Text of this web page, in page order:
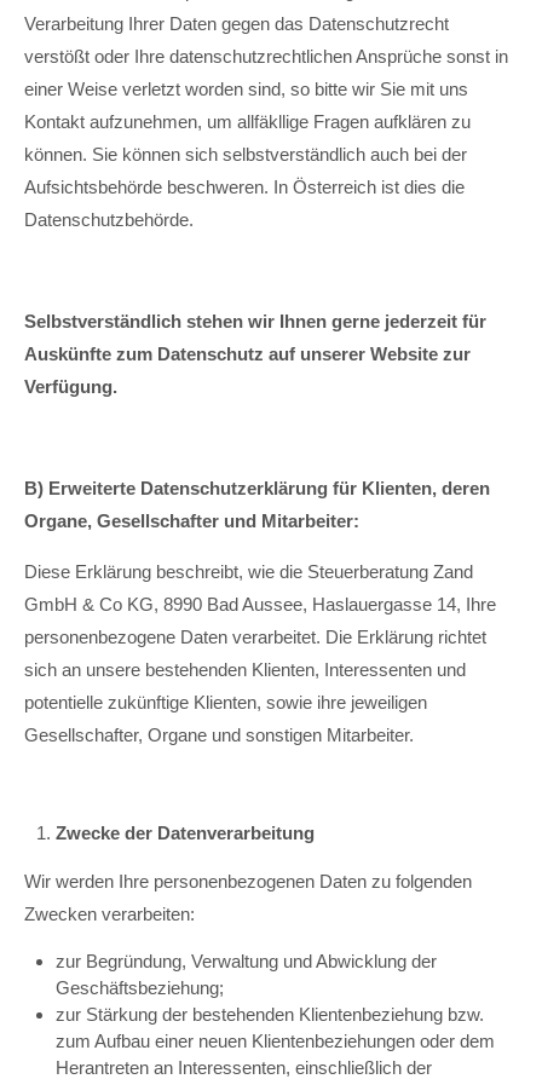
Verarbeitung Ihrer Daten gegen das Datenschutzrecht
verstößt oder Ihre datenschutzrechtlichen Ansprüche sonst in
einer Weise verletzt worden sind, so bitte wir Sie mit uns
Kontakt aufzunehmen, um allfäkllige Fragen aufklären zu
können. Sie können sich selbstverständlich auch bei der
Aufsichtsbehörde beschweren. In Österreich ist dies die
Datenschutzbehörde.
Selbstverständlich stehen wir Ihnen gerne jederzeit für
Auskünfte zum Datenschutz auf unserer Website zur
Verfügung.
B) Erweiterte Datenschutzerklärung für Klienten, deren
Organe, Gesellschafter und Mitarbeiter:
Diese Erklärung beschreibt, wie die Steuerberatung Zand
GmbH & Co KG, 8990 Bad Aussee, Haslauergasse 14, Ihre
personenbezogene Daten verarbeitet. Die Erklärung richtet
sich an unsere bestehenden Klienten, Interessenten und
potentielle zukünftige Klienten, sowie ihre jeweiligen
Gesellschafter, Organe und sonstigen Mitarbeiter.
Zwecke der Datenverarbeitung
Wir werden Ihre personenbezogenen Daten zu folgenden
Zwecken verarbeiten:
zur Begründung, Verwaltung und Abwicklung der
Geschäftsbeziehung;
zur Stärkung der bestehenden Klientenbeziehung bzw.
zum Aufbau einer neuen Klientenbeziehungen oder dem
Herantreten an Interessenten, einschließlich der